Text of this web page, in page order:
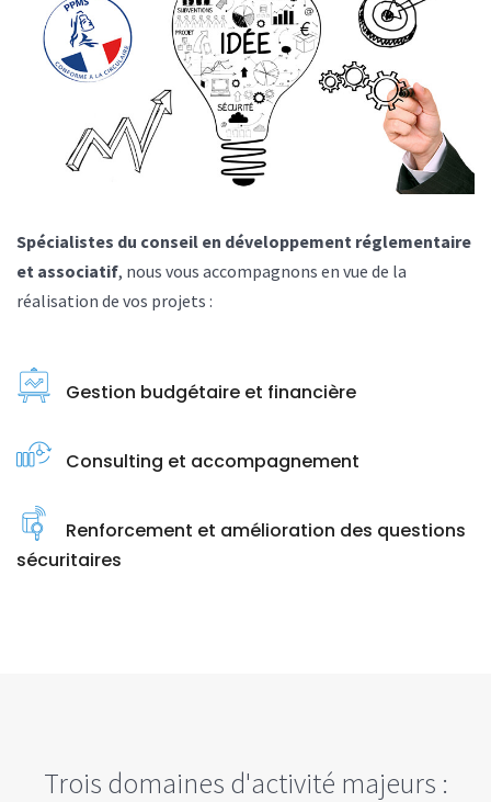
Spécialistes du conseil en développement réglementaire
et associatif, nous vous accompagnons en vue de la
réalisation de vos projets :
Gestion budgétaire et financière
Consulting et accompagnement
Renforcement et amélioration des questions
sécuritaires
Trois domaines d'activité majeurs :